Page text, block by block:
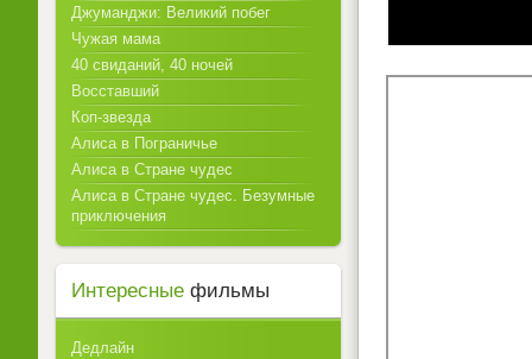
Джуманджи: Великий побег
Чужая мама
40 свиданий, 40 ночей
Восставший
Коп-звезда
Алиса в Пограничье
Алиса в Стране чудес
Алиса в Стране чудес. Безумные
приключения
Интересные фильмы
Дедлайн